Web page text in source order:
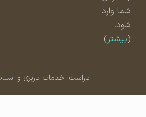
شما وارد
شود.
بیشتر)
باراست: خدمات باربری و اسباب